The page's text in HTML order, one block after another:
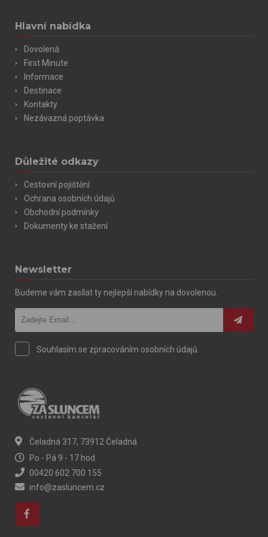
Hlavní nabídka
Dovolená
First Minute
Informace
Destinace
Kontakty
Nezávazná poptávka
Důležité odkazy
Cestovní pojištění
Ochrana osobních údajů
Obchodní podmínky
Dokumenty ke stažení
Newsletter
Budeme vám zasílat ty nejlepší nabídky na dovolenou.
Souhlasím se zpracováním osobních údajů.
Čeladná 317, 73912 Čeladná
Po - Pá 9 - 17 hod
00420 602 700 155
info@zasluncem.cz